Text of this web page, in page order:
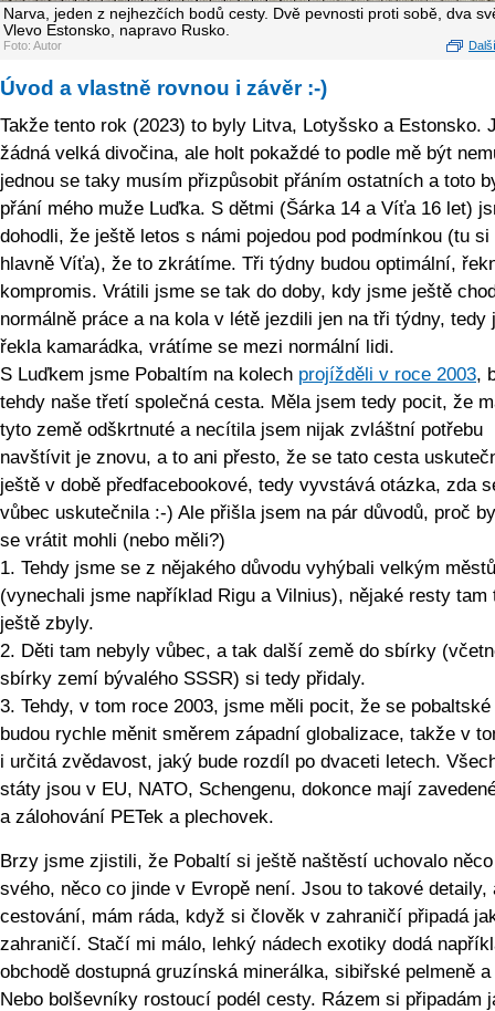
Narva, jeden z nejhezčích bodů cesty. Dvě pevnosti proti sobě, dva
Vlevo Estonsko, napravo Rusko.
Foto: Autor
Úvod a vlastně rovnou i závěr :-)
Takže tento rok (2023) to byly Litva, Lotyšsko a Estonsko.
žádná velká divočina, ale holt pokaždé to podle mě být
jednou se taky musím přizpůsobit přáním ostatních a toto
přání mého muže Luďka. S dětmi (Šárka 14 a Víťa 16 let)
dohodli, že ještě letos s námi pojedou pod podmínkou (tu si
hlavně Víťa), že to zkrátíme. Tři týdny budou optimální,
kompromis. Vrátili jsme se tak do doby, kdy jsme ještě
normálně práce a na kola v létě jezdili jen na tři týdny, tedy
řekla kamarádka, vrátíme se mezi normální lidi.
S Luďkem jsme Pobaltím na kolech projížděli v roce 2003,
tehdy naše třetí společná cesta. Měla jsem tedy pocit, že
tyto země odškrtnuté a necítila jsem nijak zvláštní potřebu
navštívit je znovu, a to ani přesto, že se tato cesta
ještě v době předfacebookové, tedy vyvstává otázka, zda
vůbec uskutečnila :-) Ale přišla jsem na pár důvodů, proč
se vrátit mohli (nebo měli?)
1. Tehdy jsme se z nějakého důvodu vyhýbali velkým
(vynechali jsme například Rigu a Vilnius), nějaké resty tam
ještě zbyly.
2. Děti tam nebyly vůbec, a tak další země do sbírky
sbírky zemí bývalého SSSR) si tedy přidaly.
3. Tehdy, v tom roce 2003, jsme měli pocit, že se pobaltské
budou rychle měnit směrem západní globalizace, takže v
i určitá zvědavost, jaký bude rozdíl po dvaceti letech.
státy jsou v EU, NATO, Schengenu, dokonce mají
a zálohování PETek a plechovek.
Brzy jsme zjistili, že Pobaltí si ještě naštěstí uchovalo něco
svého, něco co jinde v Evropě není. Jsou to takové detaily,
cestování, mám ráda, když si člověk v zahraničí připadá
zahraničí. Stačí mi málo, lehký nádech exotiky dodá
obchodě dostupná gruzínská minerálka, sibiřské pelmeně
Nebo bolševníky rostoucí podél cesty. Rázem si připadám